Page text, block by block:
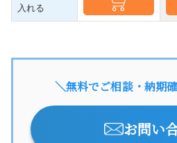
入れる
＼無料でご相談・納期
お問い